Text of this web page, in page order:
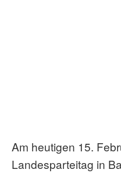
Am heutigen 15.
Landesparteitag in